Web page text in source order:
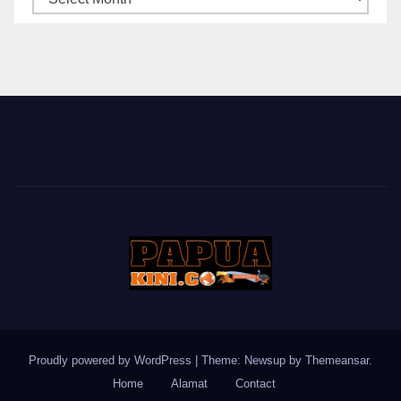
Proudly powered by WordPress Theme: Newsup by Themeansar.
Home
Alamat Contact